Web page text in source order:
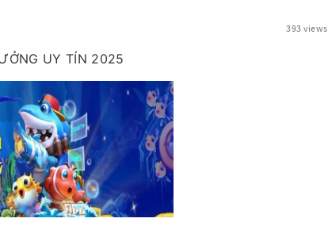
393 views
UY TÍN 2025